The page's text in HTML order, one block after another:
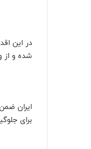
در این
شده و از
ایران
برای